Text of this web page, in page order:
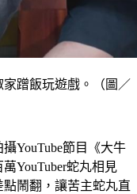
蹭飯玩遊戲。（圖／
YouTube節目《大牛
YouTuber蛇丸相見
鬧翻，讓苦主蛇丸直